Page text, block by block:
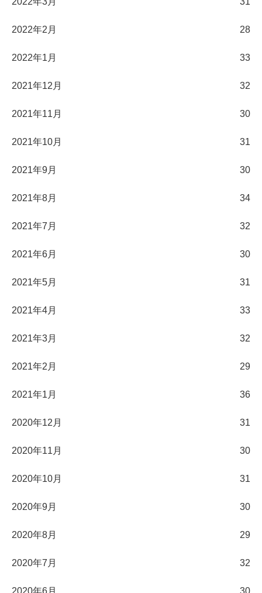
2022年2月 28
2022年1月 33
2021年12月 32
2021年11月 30
2021年10月 31
2021年9月 30
2021年8月 34
2021年7月 32
2021年6月 30
2021年5月 31
2021年4月 33
2021年3月 32
2021年2月 29
2021年1月 36
2020年12月 31
2020年11月 30
2020年10月 31
2020年9月 30
2020年8月 29
2020年7月 32